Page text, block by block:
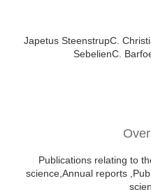
Japetus SteenstrupC.
SebelienC.
Publications relating to
science,Annual reports